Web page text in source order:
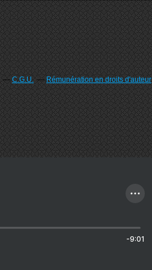
C.G.U. Rémunération en droits d'auteur
-9:01